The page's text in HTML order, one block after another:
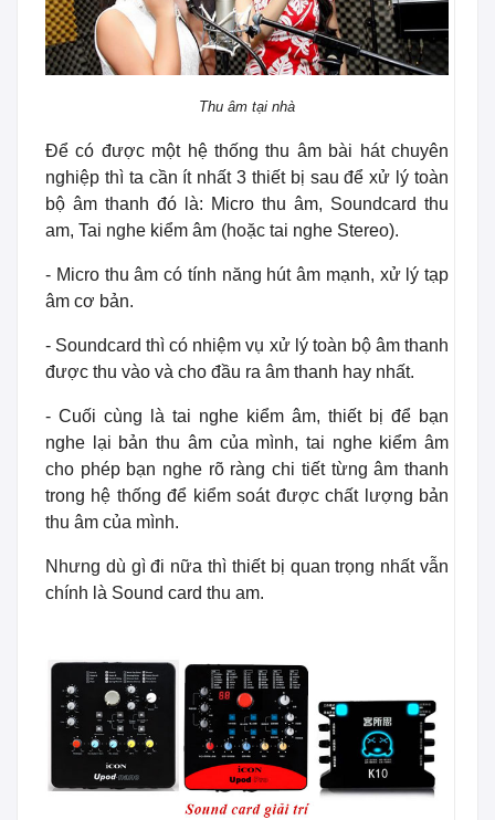
Thu âm tại nhà
Để có được một hệ thống thu âm bài hát chuyên
nghiệp thì ta cần ít nhất 3 thiết bị sau để xử lý toàn
bộ âm thanh đó là: Micro thu âm, Soundcard thu
am, Tai nghe kiểm âm (hoặc tai nghe Stereo).
- Micro thu âm có tính năng hút âm mạnh, xử lý tạp
âm cơ bản.
- Soundcard thì có nhiệm vụ xử lý toàn bộ âm thanh
được thu vào và cho đầu ra âm thanh hay nhất.
- Cuối cùng là tai nghe kiểm âm, thiết bị để bạn
nghe lại bản thu âm của mình, tai nghe kiểm âm
cho phép bạn nghe rõ ràng chi tiết từng âm thanh
trong hệ thống để kiểm soát được chất lượng bản
thu âm của mình.
Nhưng dù gì đi nữa thì thiết bị quan trọng nhất vẫn
chính là Sound card thu am.